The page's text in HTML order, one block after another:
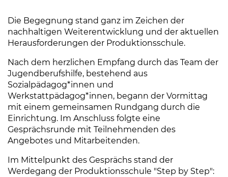
Die Begegnung stand ganz im Zeichen der
nachhaltigen Weiterentwicklung und der aktuellen
Herausforderungen der Produktionsschule.
Nach dem herzlichen Empfang durch das Team der
Jugendberufshilfe, bestehend aus
Sozialpädagog*innen und
Werkstattpädagog*innen, begann der Vormittag
mit einem gemeinsamen Rundgang durch die
Einrichtung. Im Anschluss folgte eine
Gesprächsrunde mit Teilnehmenden des
Angebotes und Mitarbeitenden.
Im Mittelpunkt des Gesprächs stand der
Werdegang der Produktionsschule "Step by Step":